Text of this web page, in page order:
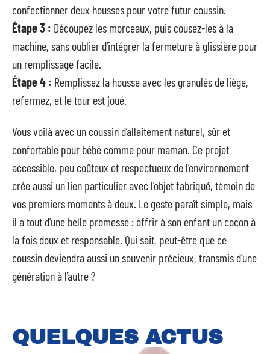
confectionner deux housses pour votre futur coussin.
Étape 3 : Découpez les morceaux, puis cousez-les à la
machine, sans oublier d’intégrer la fermeture à glissière pour
un remplissage facile.
Étape 4 : Remplissez la housse avec les granulés de liège,
refermez, et le tour est joué.
Vous voilà avec un coussin d’allaitement naturel, sûr et
confortable pour bébé comme pour maman. Ce projet
accessible, peu coûteux et respectueux de l’environnement
crée aussi un lien particulier avec l’objet fabriqué, témoin de
vos premiers moments à deux. Le geste paraît simple, mais
il a tout d’une belle promesse : offrir à son enfant un cocon à
la fois doux et responsable. Qui sait, peut-être que ce
coussin deviendra aussi un souvenir précieux, transmis d’une
génération à l’autre ?
QUELQUES ACTUS